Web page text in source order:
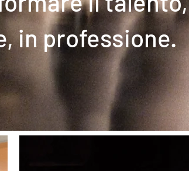
in professione.